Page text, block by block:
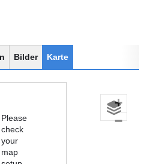
Bilder Karte
Please
check
your
map
+
−